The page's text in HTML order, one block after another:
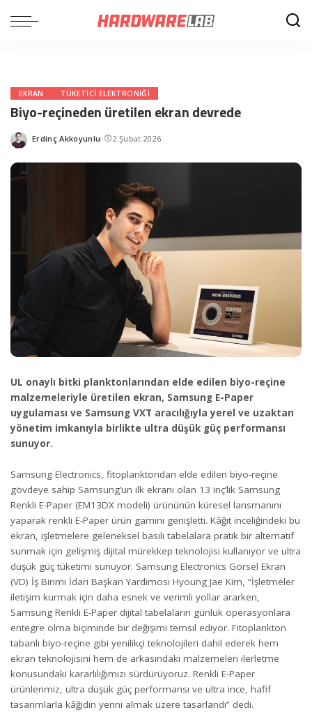
EKRAN TÜKETICI ELEKTRONIĞI
Biyo-reçineden üretilen ekran devrede
Posted
Erdinç Akkoyunlu 2 Şubat 2026
UL onaylı bitki planktonlarından elde edilen biyo-reçine
malzemeleriyle üretilen ekran, Samsung E-Paper
uygulaması ve Samsung VXT aracılığıyla yerel ve uzaktan
yönetim imkanıyla birlikte ultra düşük güç performansı
sunuyor.
Samsung Electronics, fitoplanktondan elde edilen biyo-reçine
gövdeye sahip Samsung’un ilk ekranı olan 13 inç’lik Samsung
Renkli E-Paper (EM13DX modeli) ürününün küresel lansmanını
yaparak renkli E-Paper ürün gamını genişletti. Kâğıt inceliğindeki bu
ekran, işletmelere geleneksel basılı tabelalara pratik bir alternatif
sunmak için gelişmiş dijital mürekkep teknolojisi kullanıyor ve ultra
düşük güç tüketimi sunuyor. Samsung Electronics Görsel Ekran
(VD) İş Birimi İdari Başkan Yardımcısı Hyoung Jae Kim, “İşletmeler
iletişim kurmak için daha esnek ve verimli yollar ararken,
Samsung Renkli E-Paper dijital tabelaların günlük operasyonlara
entegre olma biçiminde bir değişimi temsil ediyor. Fitoplankton
tabanlı biyo-reçine gibi yenilikçi teknolojileri dahil ederek hem
ekran teknolojisini hem de arkasındaki malzemeleri ilerletme
konusundaki kararlılığımızı sürdürüyoruz. Renkli E-Paper
ürünlerimiz, ultra düşük güç performansı ve ultra ince, hafif
tasarımlarla kâğıdın yerini almak üzere tasarlandı” dedi.